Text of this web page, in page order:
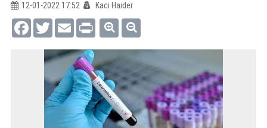
12-01-2022 17:52
Kaci Haider
FacebookTwitterEmail Print